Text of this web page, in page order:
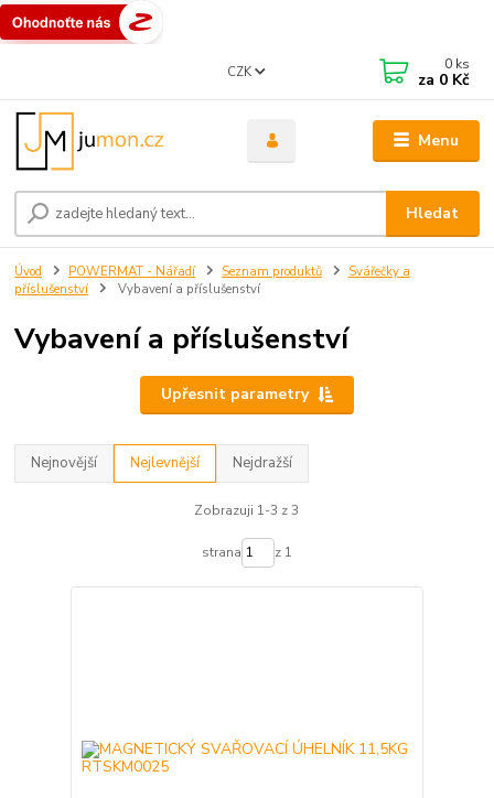
Menu
CZK
Hledat
0 ks
za 0 Kč
Úvod POWERMAT - Nářadí Seznam produktů
Svářečky a
příslušenství
Vybavení a příslušenství
Vybavení a příslušenství
Upřesnit parametry
Nejnovější Nejlevnější Nejdražší
Zobrazuji 1-3 z 3
strana z 1